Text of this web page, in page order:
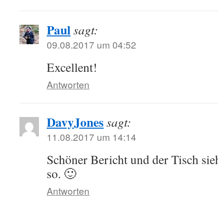
Paulsagt:
09.08.2017 um 04:52
Excellent!
Antworten
DavyJonessagt:
11.08.2017 um 14:14
Schöner Bericht und der Tisch
so. 🙂
Antworten